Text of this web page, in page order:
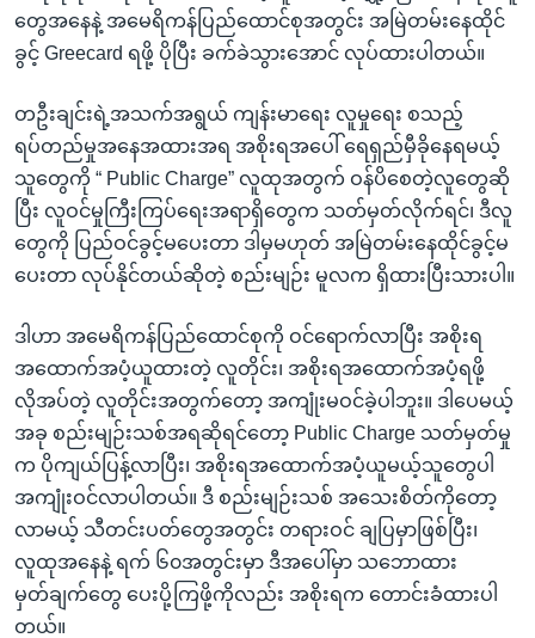
တွေအနေနဲ့ အမေရိကန်ပြည်ထောင်စုအတွင်း အမြဲတမ်းနေထိုင်
ခွင့် Greecard ရဖို့ ပိုပြီး ခက်ခဲသွားအောင် လုပ်ထားပါတယ်။
တဦးချင်းရဲ့အသက်အရွယ် ကျန်းမာရေး လူမှုရေး စသည့်
ရပ်တည်မှုအနေအထားအရ အစိုးရအပေါ် ရေရှည်မှီခိုနေရမယ့်
သူတွေကို “ Public Charge” လူထုအတွက် ဝန်ပိစေတဲ့လူတွေဆို
ပြီး လူဝင်မှုကြီးကြပ်ရေးအရာရှိတွေက သတ်မှတ်လိုက်ရင်၊ ဒီလူ
တွေကို ပြည်ဝင်ခွင့်မပေးတာ ဒါမှမဟုတ် အမြဲတမ်းနေထိုင်ခွင့်မ
ပေးတာ လုပ်နိုင်တယ်ဆိုတဲ့ စည်းမျဉ်း မူလက ရှိထားပြီးသားပါ။
ဒါဟာ အမေရိကန်ပြည်ထောင်စုကို ဝင်ရောက်လာပြီး အစိုးရ
အထောက်အပံ့ယူထားတဲ့ လူတိုင်း၊ အစိုးရအထောက်အပံ့ရဖို့
လိုအပ်တဲ့ လူတိုင်းအတွက်တော့ အကျုံးမဝင်ခဲ့ပါဘူး။ ဒါပေမယ့်
အခု စည်းမျဉ်းသစ်အရဆိုရင်တော့ Public Charge သတ်မှတ်မှု
က ပိုကျယ်ပြန့်လာပြီး၊ အစိုးရအထောက်အပံ့ယူမယ့်သူတွေပါ
အကျုံးဝင်လာပါတယ်။ ဒီ စည်းမျဉ်းသစ် အသေးစိတ်ကိုတော့
လာမယ့် သီတင်းပတ်တွေအတွင်း တရားဝင် ချပြမှာဖြစ်ပြီး၊
လူထုအနေနဲ့ ရက် ၆၀အတွင်းမှာ ဒီအပေါ်မှာ သဘောထား
မှတ်ချက်တွေ ပေးပို့ကြဖို့ကိုလည်း အစိုးရက တောင်းခံထားပါ
တယ်။